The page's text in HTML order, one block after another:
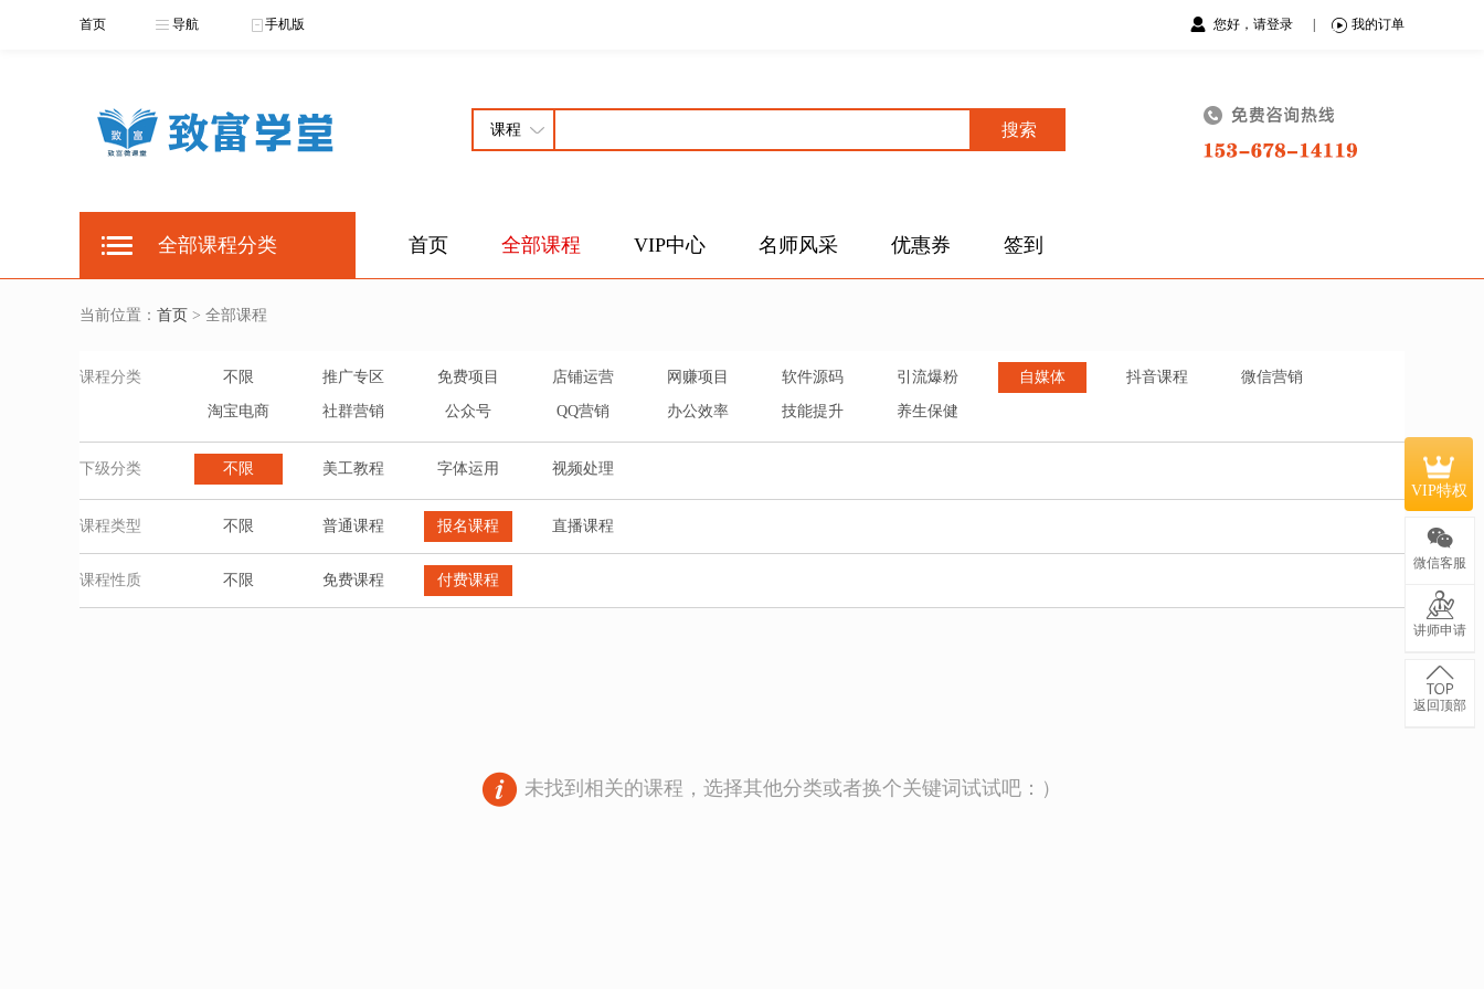
首页 导航 手机版 您好，请登录 我的订单
搜索
全部课程分类 首页 全部课程 VIP中心 名师风采 优惠券 签到
当前位置： 首页 > 全部课程
课程分类 不限 推广专区 免费项目 店铺运营 网赚项目 软件源码 引流爆粉 自媒体 抖音课程 微信营销
淘宝电商 社群营销 公众号 QQ营销 办公效率 技能提升 养生保健
下级分类 不限 美工教程 字体运用 视频处理
课程类型 不限 普通课程 报名课程 直播课程
课程性质 不限 免费课程 付费课程
未找到相关的课程，选择其他分类或者换个关键词试试吧：）
VIP特权
微信客服
讲师申请
返回顶部